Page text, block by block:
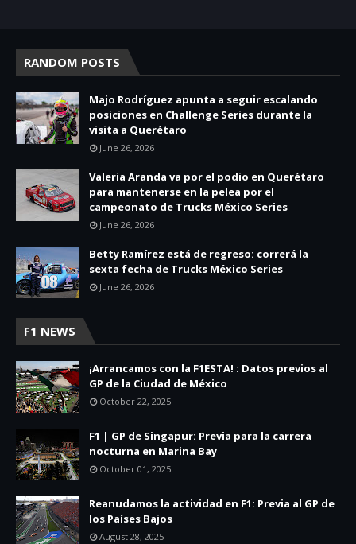
RANDOM POSTS
Majo Rodríguez apunta a seguir escalando
posiciones en Challenge Series durante la
visita a Querétaro
June 26, 2026
Valeria Aranda va por el podio en Querétaro
para mantenerse en la pelea por el
campeonato de Trucks México Series
June 26, 2026
Betty Ramírez está de regreso: correrá la
sexta fecha de Trucks México Series
June 26, 2026
F1 NEWS
¡Arrancamos con la F1ESTA! : Datos previos al
GP de la Ciudad de México
October 22, 2025
F1 | GP de Singapur: Previa para la carrera
nocturna en Marina Bay
October 01, 2025
Reanudamos la actividad en F1: Previa al GP de
los Países Bajos
August 28, 2025